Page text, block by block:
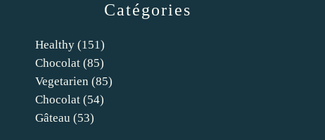
Catégories
Healthy (151)
Chocolat (85)
Vegetarien (85)
Chocolat (54)
Gâteau (53)